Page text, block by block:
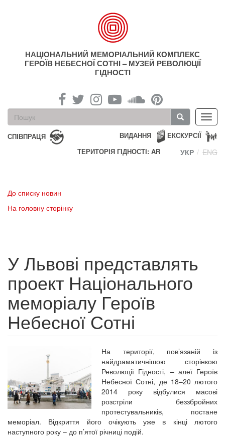
НАЦІОНАЛЬНИЙ МЕМОРІАЛЬНИЙ КОМПЛЕКС
ГЕРОЇВ НЕБЕСНОЇ СОТНІ – МУЗЕЙ РЕВОЛЮЦІЇ
ГІДНОСТІ
Пошукова
форма
Пошук
СПІВПРАЦЯ ЕКСКУРСІЇ
ВИДАННЯ
ТЕРИТОРІЯ ГІДНОСТІ: AR
УКР ENG
До списку новин
На головну сторінку
У Львові представлять
проект Національного
меморіалу Героїв
Небесної Сотні
На території, пов’язаній із
найдраматичнішою сторінкою
Революції Гідності, – алеї Героїв
Небесної Сотні, де 18–20 лютого
2014 року відбулися масові
розстріли беззбройних
протестувальників, постане
меморіал. Відкриття його очікують уже в кінці лютого
наступного року – до п’ятої річниці подій.